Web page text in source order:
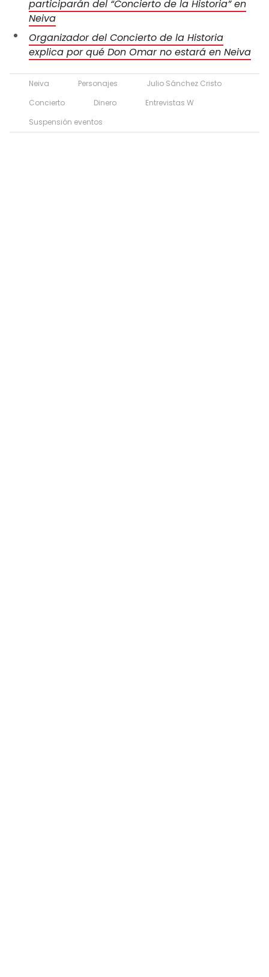
participarán del “Concierto de la Historia” en
Neiva
Organizador del Concierto de la Historia
explica por qué Don Omar no estará en Neiva
Neiva Personajes
Julio Sánchez Cristo
Concierto
Dinero
Entrevistas W
Suspensión eventos